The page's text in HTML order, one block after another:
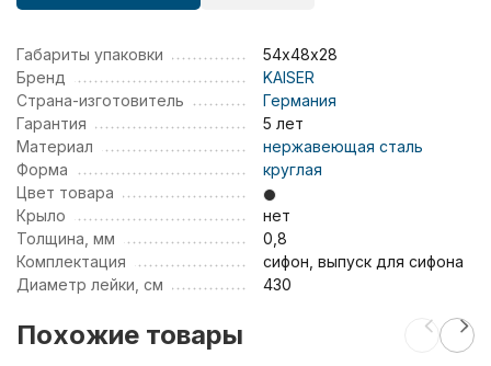
Габариты упаковки
54х48х28
Бренд
KAISER
Страна-изготовитель
Германия
Гарантия
5 лет
Материал
нержавеющая сталь
Форма
круглая
Цвет товара
Крыло
нет
Толщина, мм
0,8
Комплектация
сифон, выпуск для сифона
Диаметр лейки, см
430
Похожие товары